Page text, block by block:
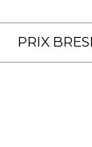
PRIX